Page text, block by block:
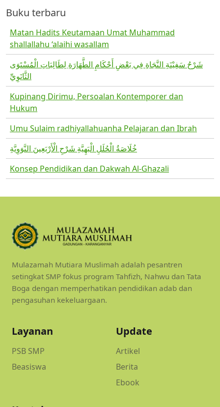
Buku terbaru
Matan Hadits Keutamaan Umat Muhammad
shallallahu ‘alaihi wasallam
شَرْحُ سَفِيْنَةِ النَّجَاةِ فِي بَعْضِ أَحْكَامِ الطَّهَارَةِ لِطَالِبَاتِ الْمُسْتَوَى
الثَّانَوِيِّ
Kupinang Dirimu, Persoalan Kontemporer dan
Hukum
Umu Sulaim radhiyallahuanha Pelajaran dan Ibrah
خُلَاصَةُ الْحُلَلِ الْبَهِيَّةِ شَرْحِ الْأَرْبَعِينَ النَّوَوِيَّةِ
Konsep Pendidikan dan Dakwah Al-Ghazali
Mulazamah Mutiara Muslimah adalah pesantren
setingkat SMP fokus program Tahfizh, Nahwu dan Tata
Boga dengan memperhatikan pendidikan adab dan
pengasuhan kekeluargaan.
Layanan
PSB SMP
Beasiswa
Update
Artikel
Berita
Ebook